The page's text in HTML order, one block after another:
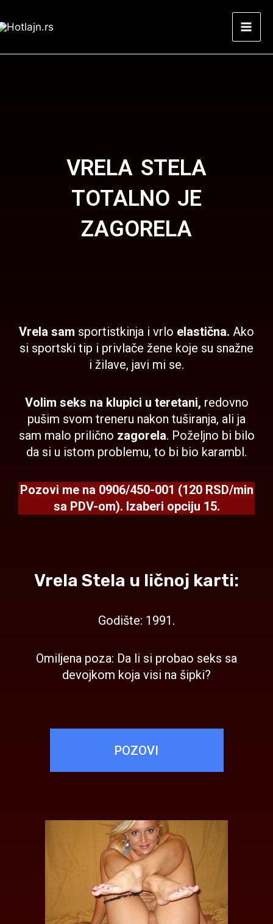
to
VRELA STELA
TOTALNO JE
ZAGORELA
Vrela sam sportistkinja i vrlo elastična. Ako
si sportski tip i privlače žene koje su snažne
i žilave, javi mi se.
Volim seks na klupici u teretani, redovno
pušim svom treneru nakon tuširanja, ali ja
sam malo prilično zagorela. Poželjno bi bilo
da si u istom problemu, to bi bio karambl.
Pozovi me na 0906/450-001 (120 RSD/min
sa PDV-om). Izaberi opciju 15.
Vrela Stela u ličnoj karti:
Godište: 1991.
Omiljena poza: Da li si probao seks sa
devojkom koja visi na šipki?
POZOVI